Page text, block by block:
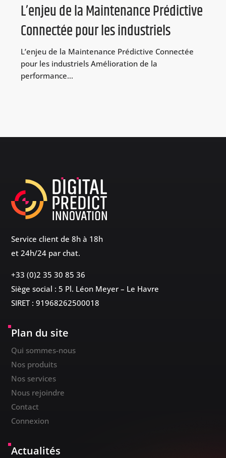
L’enjeu de la Maintenance Prédictive
Connectée pour les industriels
L’enjeu de la Maintenance Prédictive Connectée
pour les industriels Amélioration de la
performance...
Service client de 8h à 18h
et 24h/24 par chat.
+33 (0)2 35 30 85 36
Siège social : 5 Pl. Léon Meyer – Le Havre
SIRET : 91968262500018
Plan du site
Qui sommes-nous
Nos produits
Nos services
Nous rejoindre
Contact
Connexion
Actualités